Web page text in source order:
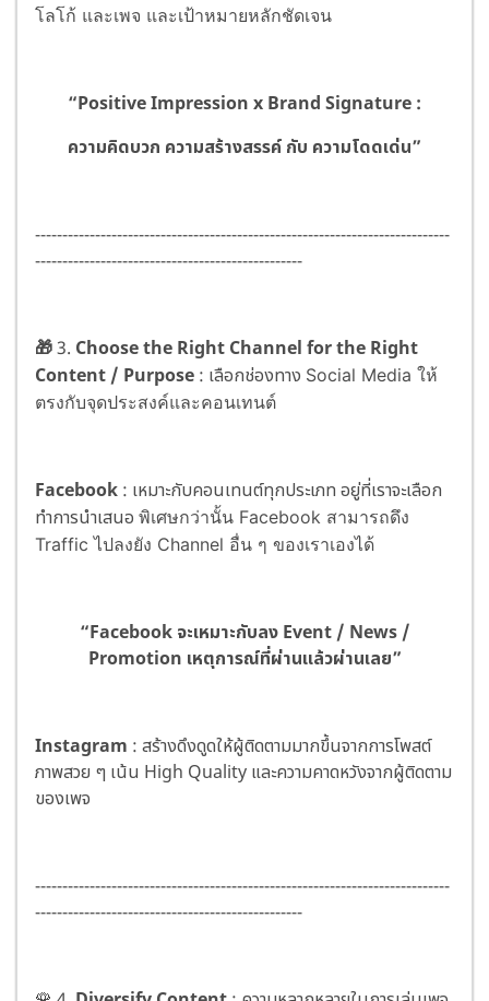
โลโก้ และเพจ และเป้าหมายหลักชัดเจน
“Positive Impression x Brand Signature :
ความคิดบวก ความสร้างสรรค์ กับ ความโดดเด่น”
----------------------------------------------------------------------------
-------------------------------------------------
🎁3. Choose the Right Channel for the Right
Content / Purpose : เลือกช่องทาง Social Media ให้
ตรงกับจุดประสงค์และคอนเทนต์
Facebook : เหมาะกับคอนเทนต์ทุกประเภท อยู่ที่เราจะเลือก
ทำการนำเสนอ พิเศษกว่านั้น Facebook สามารถดึง
Traffic ไปลงยัง Channel อื่น ๆ ของเราเองได้
“Facebook จะเหมาะกับลง Event / News /
Promotion เหตุการณ์ที่ผ่านแล้วผ่านเลย”
Instagram : สร้างดึงดูดให้ผู้ติดตามมากขึ้นจากการโพสต์
ภาพสวย ๆ เน้น High Quality และความคาดหวังจากผู้ติดตาม
ของเพจ
----------------------------------------------------------------------------
-------------------------------------------------